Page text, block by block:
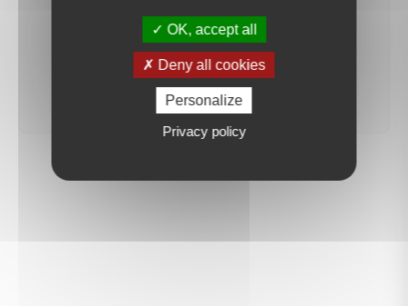
recherche sera mis en ligne.
créer une alerte
OK, accept all
Deny all cookies
Personalize
Privacy policy